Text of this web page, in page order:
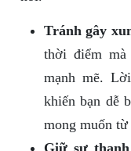
Tránh gây
thời điểm
mạnh mẽ.
khiến bạn dễ
mong muốn